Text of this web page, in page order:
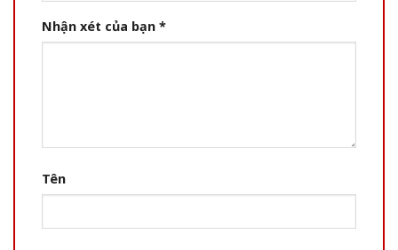
Nhận xét của bạn *
Tên